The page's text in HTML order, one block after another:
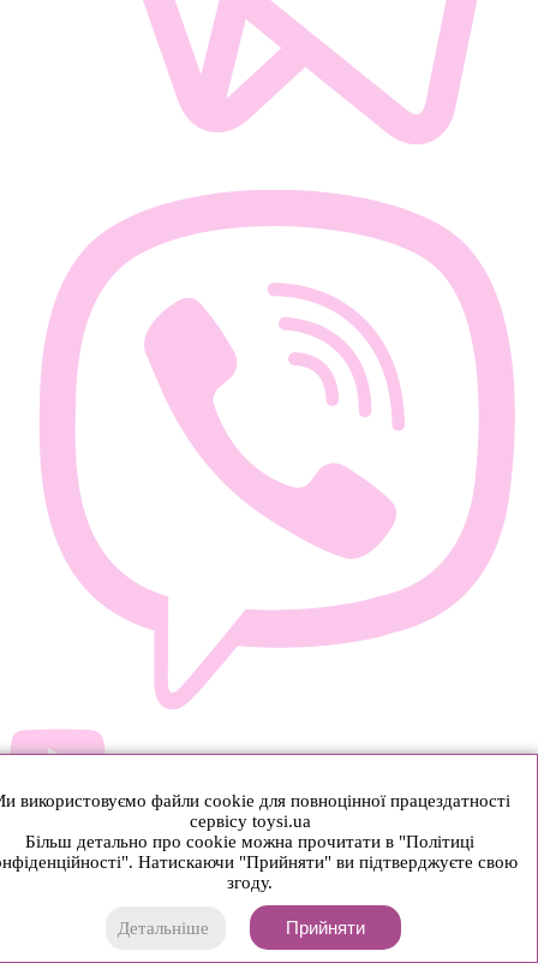
використовуємо файли cookie для повноцінної працездатності
сервісу toysi.ua
Більш детально про cookie можна прочитати в "Політиці
Натискаючи "Прийняти" ви підтверджуєте свою
згоду.
Детальніше Прийняти